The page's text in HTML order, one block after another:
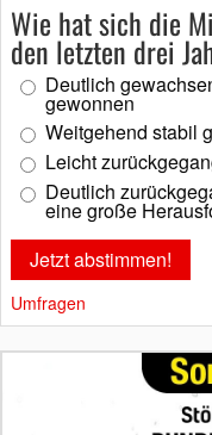
Wie hat sich die
den letzten drei
Deutlich
gewonnen
Weitgehend stabil
Leicht
Deutlich
eine große
Umfragen